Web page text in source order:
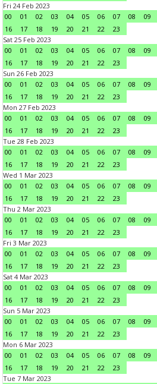
Fri 24 Feb 2023
00
01 02 03 04 05 06 07 08 09
16
17 18 19 20 21 22
23
Sat 25 Feb 2023
00
01 02 03 04 05 06 07 08 09
16
17 18 19 20 21 22
23
Sun 26 Feb 2023
00
01 02 03 04 05 06 07 08 09
16
17 18 19 20 21 22
23
Mon 27 Feb 2023
00
01 02 03 04 05 06 07 08 09
16
17 18 19 20 21 22
23
Tue 28 Feb 2023
00
01 02 03 04 05 06 07 08 09
16
17 18 19 20 21 22
23
Wed 1 Mar 2023
00
01 02 03 04 05 06 07 08 09
16
17 18 19 20 21 22
23
Thu 2 Mar 2023
00
01 02 03 04 05 06 07 08 09
16
17 18 19 20 21 22
23
Fri 3 Mar 2023
00
01 02 03 04 05 06 07 08 09
16
17 18 19 20 21 22
23
Sat 4 Mar 2023
00
01 02 03 04 05 06 07 08 09
16
17 18 19 20 21 22
23
Sun 5 Mar 2023
00
01 02 03 04 05 06 07 08 09
16
17 18 19 20 21 22
23
Mon 6 Mar 2023
00
01 02 03 04 05 06 07 08 09
16
17 18 19 20 21 22
23
Tue 7 Mar 2023